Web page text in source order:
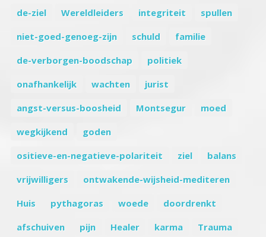
de-ziel
Wereldleiders integriteit
spullen
niet-goed-genoeg-zijn
schuld
familie
de-verborgen-boodschap
politiek
onafhankelijk
wachten
jurist
angst-versus-boosheid
Montsegur
moed
wegkijkend
goden
ositieve-en-negatieve-polariteit
ziel
balans
vrijwilligers
ontwakende-wijsheid-mediteren
Huis
pythagoras woede
doordrenkt
afschuiven
pijn Healer karma
Trauma